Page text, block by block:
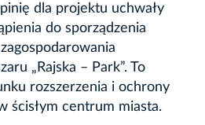
dla projektu uchwały
do sporządzenia
„Rajska – Park”. To
rozszerzenia i ochrony
ścisłym centrum miasta.